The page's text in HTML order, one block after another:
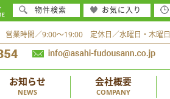
営業時間／9:00～19:00 定休日／水曜日・木曜日
お知らせ
NEWS
会社概要
COMPANY
物件検索 お気に入り